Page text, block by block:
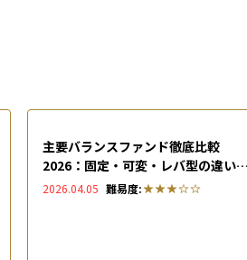
主要バランスファンド徹底比較
2026：固定・可変・レバ型の違いと
選び方
2026.04.05 難易度: